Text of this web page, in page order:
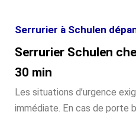
Serrurier à Schulen
Serrurier Schulen
30 min
Les situations d’urgence
immédiate. En cas de porte